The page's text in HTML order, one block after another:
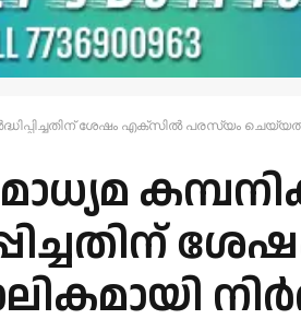
ശേഷം എക്‌സിൽ പരസ്യം ചെയ്യൽ
മാധ്യമ